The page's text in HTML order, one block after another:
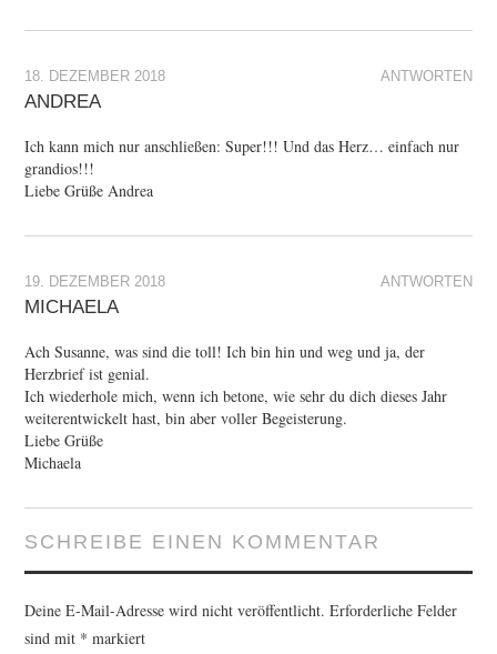
ANTWORTEN
18. DEZEMBER 2018
ANDREA
Ich kann mich nur anschließen: Super!!! Und das Herz… einfach nur
grandios!!!
Liebe Grüße Andrea
ANTWORTEN
19. DEZEMBER 2018
MICHAELA
Ach Susanne, was sind die toll! Ich bin hin und weg und ja, der
Herzbrief ist genial.
Ich wiederhole mich, wenn ich betone, wie sehr du dich dieses Jahr
weiterentwickelt hast, bin aber voller Begeisterung.
Liebe Grüße
Michaela
SCHREIBE EINEN KOMMENTAR
Deine E-Mail-Adresse wird nicht veröffentlicht. Erforderliche Felder
sind mit * markiert